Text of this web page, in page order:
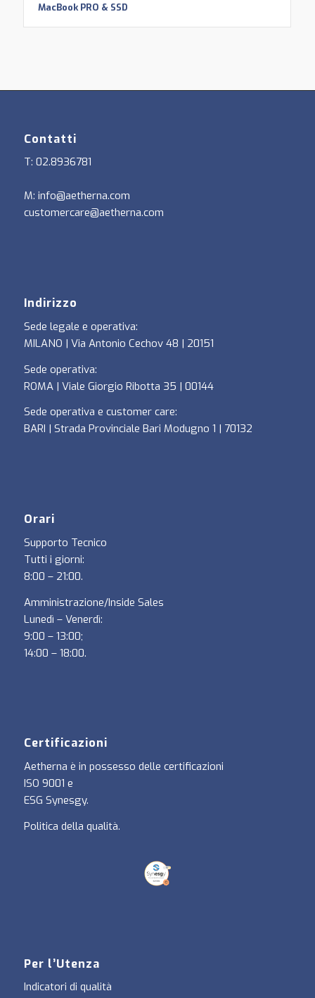
MacBook PRO & SSD
Contatti
T: 02.8936781
M: info@aetherna.com
customercare@aetherna.com
Indirizzo
Sede legale e operativa:
MILANO | Via Antonio Cechov 48 | 20151
Sede operativa:
ROMA | Viale Giorgio Ribotta 35 | 00144
Sede operativa e customer care:
BARI | Strada Provinciale Bari Modugno 1 | 70132
Orari
Supporto Tecnico
Tutti i giorni:
8:00 – 21:00.
Amministrazione/Inside Sales
Lunedì – Venerdì:
9:00 – 13:00;
14:00 – 18:00.
Certificazioni
Aetherna è in possesso delle certificazioni
ISO 9001 e
ESG Synesgy.
Politica della qualità.
Per l’Utenza
Indicatori di qualità